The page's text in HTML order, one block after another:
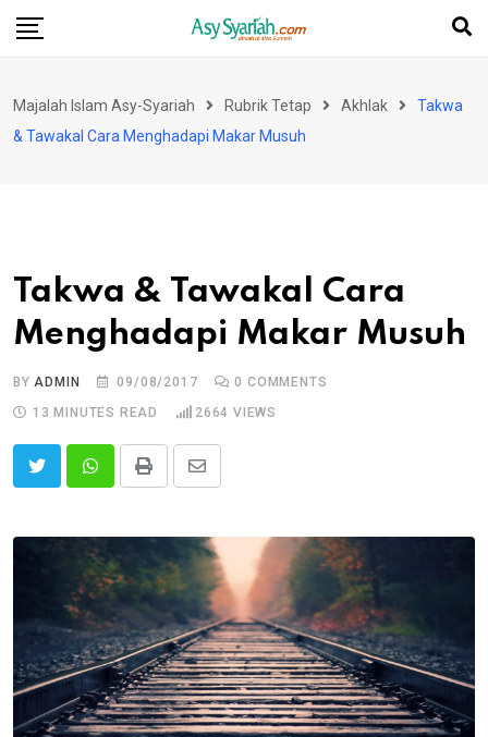
Skip
Majalah Islam Asy-Syariah Rubrik Tetap Akhlak
Takwa
& Tawakal Cara Menghadapi Makar Musuh
Takwa & Tawakal Cara
Menghadapi Makar Musuh
BY ADMIN 09/08/2017 0 COMMENTS
13 MINUTES READ
2664 VIEWS
Print
Share
Email